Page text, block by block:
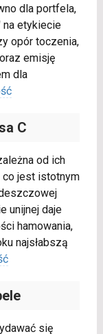
dla portfela,
na etykiecie
opór toczenia,
emisję
dla
C
od ich
co jest istotnym
unijnej daje
hamowania,
najsłabszą
się